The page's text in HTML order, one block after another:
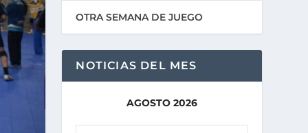
OTRA SEMANA DE JUEGO
NOTICIAS DEL MES
AGOSTO 2026